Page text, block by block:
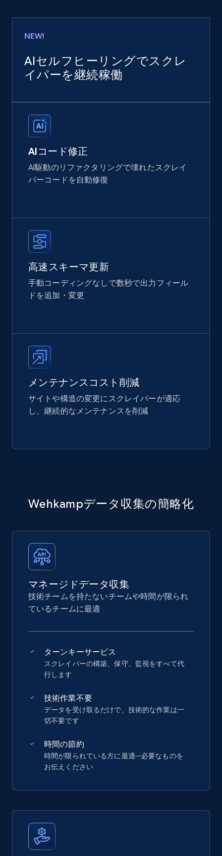
NEW!
AIセルフヒーリングでスクレ
イパーを継続稼働
AIコード修正
AI駆動のリファクタリングで壊れたスクレイ
パーコードを自動修復
高速スキーマ更新
手動コーディングなしで数秒で出力フィール
ドを追加・変更
メンテナンスコスト削減
サイトや構造の変更にスクレイパーが適応
し、継続的なメンテナンスを削減
Wehkampデータ収集の簡略化
マネージドデータ収集
技術チームを持たないチームや時間が限られ
ているチームに最適
ターンキーサービス
スクレイパーの構築、保守、監視をすべて代
行します
技術作業不要
データを受け取るだけで、技術的な作業は一
切不要です
時間の節約
時間が限られている方に最適—必要なものを
お伝えください